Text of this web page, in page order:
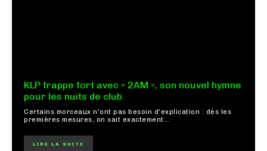
KLP frappe fort avec « 2AM », son nouvel hymne
pour les nuits de club
Certains morceaux n'ont pas besoin d'explication : dès les
premières mesures, on sait exactement...
LIRE LA SUITE